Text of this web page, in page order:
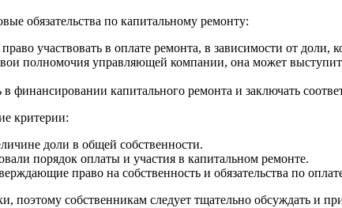
обязательства по капитальному ремонту:
участвовать в оплате ремонта, в зависимости от доли,
полномочия управляющей компании, она может
финансировании капитального ремонта и заключать
критерии:
доли в общей собственности.
порядок оплаты и участия в капитальном ремонте.
право на собственность и обязательства по
поэтому собственникам следует тщательно обсуждать и